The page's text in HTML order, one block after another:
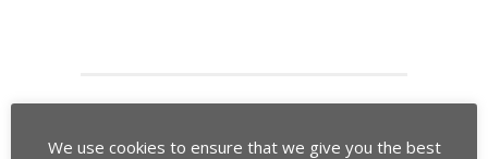
We use cookies to ensure that we give you the best